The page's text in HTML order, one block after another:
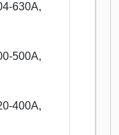
630A,
500A,
400A,